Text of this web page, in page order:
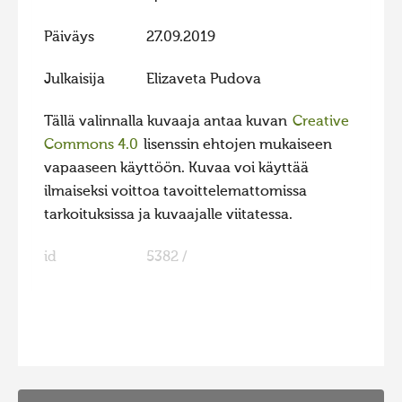
Hiite kuvavõistlus 2013
Hiite kuvavõistlus 2012
Hiite kuvavõistlus 2011
Hiite kuvavõistlus 2009
Päiväys 27.09.2019
Julkaisija Elizaveta Pudova
Tällä valinnalla kuvaaja antaa kuvan Creative
Commons 4.0 lisenssin ehtojen mukaiseen
vapaaseen käyttöön. Kuvaa voi käyttää
ilmaiseksi voittoa tavoittelemattomissa
tarkoituksissa ja kuvaajalle viitatessa.
id 5382 /